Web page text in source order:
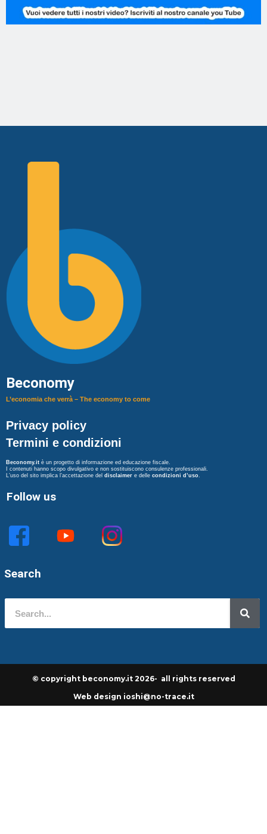
Beconomy
L’economia che verrà – The economy to come
Privacy policy
Termini e condizioni
Beconomy.it è un progetto di informazione ed educazione fiscale.
I contenuti hanno scopo divulgativo e non sostituiscono consulenze professionali.
L’uso del sito implica l’accettazione del disclaimer e delle condizioni d’uso.
Follow us
Search
© copyright beconomy.it 2026- all rights reserved
Web design ioshi@no-trace.it